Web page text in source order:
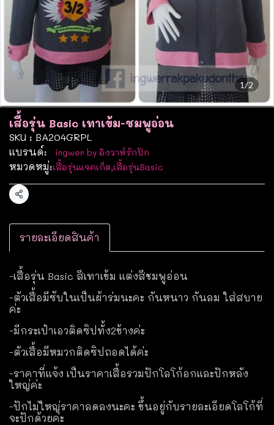
1/2
เสื้อรุ่น Basic เทาเข้ม-ชมพูอ่อน
SKU : BA204GRPL
แบรนด์:
ingwer by อิงวาห์รักปัก
หมวดหมู่:เสื้อรุ่นแจคเก็ต,เสื้อรุ่นBasic
แชร์
รายละเอียดสินค้า
-เสื้อรุ่น Basic สีเทาเข้ม แต่งสีชมพูอ่อน
-ตัวเสื้อมีซับในเป็นผ้าร่มนะคะ กันหนาว กันลม ใส่สบาย
ค่ะ
-มีกระเป๋าเอวติดซิปทั้ง2ข้างค่ะ
-ตัวเสื้อมีหมวกติดซิปถอดได้ค่ะ
-ราคาที่แจ้ง เป็นราคาเสื้อรวมปักโลโก้อกและปักหลัง
ใหญ่ค่ะ
-ปักไม่ใหญ่ราคาลดลงนะคะ ขึ้นอยู่กับรายละเอียดโลโก้ที่
จะปักด้วยค่ะ